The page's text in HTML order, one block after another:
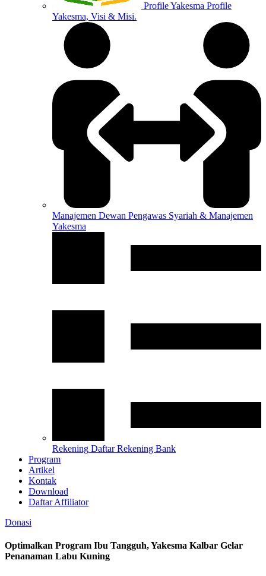
Profile Yakesma Profile
Yakesma, Visi & Misi.
Manajemen Dewan Pengawas Syariah & Manajemen
Yakesma
Rekening Daftar Rekening Bank
Program
Artikel
Kontak
Download
Daftar Affiliator
Donasi
Optimalkan Program Ibu Tangguh, Yakesma Kalbar Gelar
Penanaman Labu Kuning